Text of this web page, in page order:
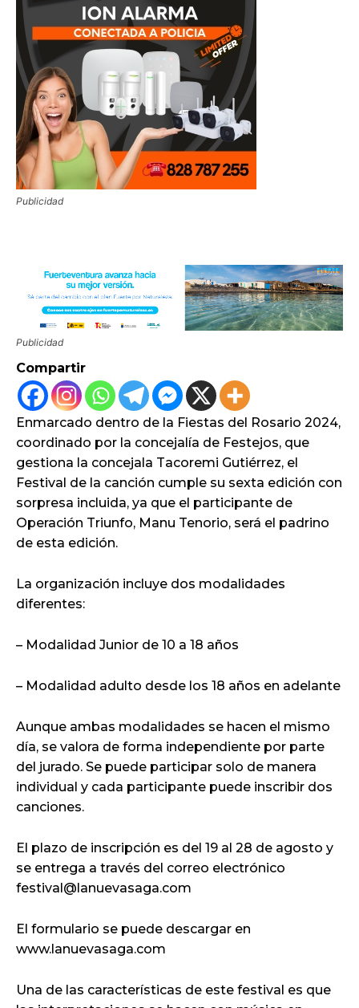
Publicidad
Publicidad
Compartir
Enmarcado dentro de la Fiestas del Rosario 2024,
coordinado por la concejalía de Festejos, que
gestiona la concejala Tacoremi Gutiérrez, el
Festival de la canción cumple su sexta edición con
sorpresa incluida, ya que el participante de
Operación Triunfo, Manu Tenorio, será el padrino
de esta edición.
La organización incluye dos modalidades
diferentes:
– Modalidad Junior de 10 a 18 años
– Modalidad adulto desde los 18 años en adelante
Aunque ambas modalidades se hacen el mismo
día, se valora de forma independiente por parte
del jurado. Se puede participar solo de manera
individual y cada participante puede inscribir dos
canciones.
El plazo de inscripción es del 19 al 28 de agosto y
se entrega a través del correo electrónico
festival@lanuevasaga.com
El formulario se puede descargar en
www.lanuevasaga.com
Una de las características de este festival es que